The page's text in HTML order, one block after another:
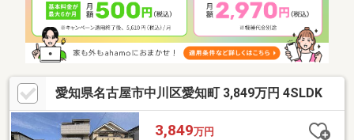
学校 徒歩7分◇長良中学校 徒歩33分◆平和堂豊成店 徒歩5分
◆ツルハドラッグ平和堂豊成店 徒歩5分詳細はお気軽にお問合
せください
愛知県名古屋市中川区愛知町 3,849万円 4SLDK
3,849万円